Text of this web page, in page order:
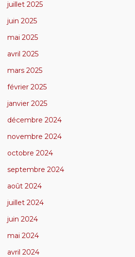
juillet 2025
juin 2025
mai 2025
avril 2025
mars 2025
février 2025
janvier 2025
décembre 2024
novembre 2024
octobre 2024
septembre 2024
août 2024
juillet 2024
juin 2024
mai 2024
avril 2024